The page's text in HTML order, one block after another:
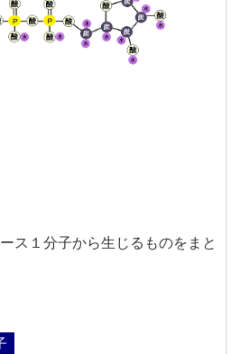
ス１分子から生じるものをまと